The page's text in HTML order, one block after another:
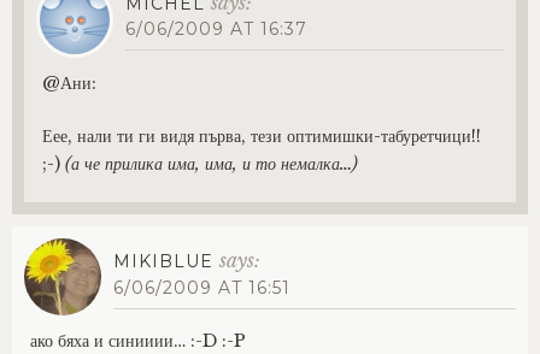
6/06/2009 AT 16:37
@Ани:
Еее, нали ти ги видя първа, тези оптимишки-табуретчици!!
;-) (а че прилика има, има, и то немалка…)
MIKIBLUE says:
6/06/2009 AT 16:51
ако бяха и синииии… :-D :-P